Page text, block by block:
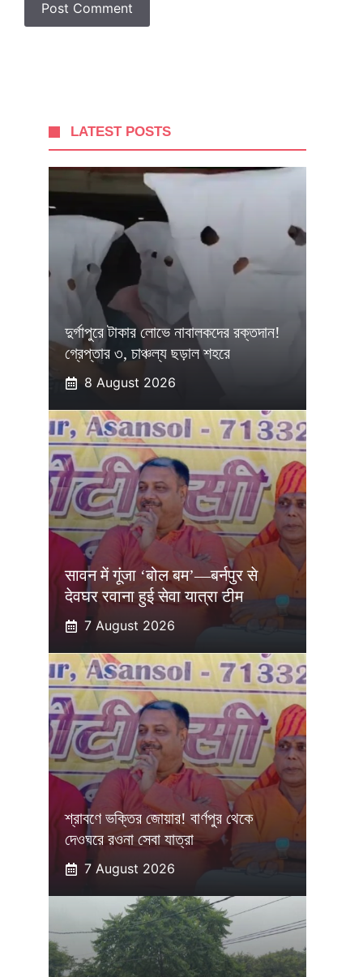
LATEST POSTS
দুর্গাপুরে টাকার লোভে নাবালকদের রক্তদান!
গ্রেপ্তার ৩, চাঞ্চল্য ছড়াল শহরে
8 August 2026
सावन में गूंजा ‘बोल बम’—बर्नपुर से
देवघर रवाना हुई सेवा यात्रा टीम
7 August 2026
শ্রাবণে ভক্তির জোয়ার! বার্ণপুর থেকে
দেওঘরে রওনা সেবা যাত্রা
7 August 2026